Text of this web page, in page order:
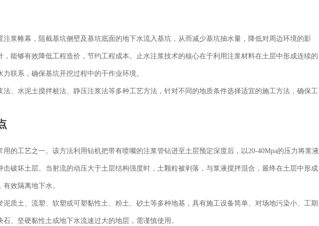
注浆帷幕，阻截基坑侧壁及基坑底面的地下水流入基坑，从而减少基坑抽水量，降低对周边环境的影
能够有效降低工程造价，节约工程成本。止水注浆技术的核心在于利用注浆材料在土层中形成连续的
联系，确保基坑开挖过程中的干作业环境。
法、水泥土搅拌桩法、静压注浆法等多种工艺方法，针对不同的地质条件选择适宜的施工方法，确保工
的工艺之一。该方法利用钻机把带有喷嘴的注浆管钻进至土层预定深度后，以20-40Mpa的压力将浆液
击破坏土层。当射流的动压大于土层结构强度时，土颗粒被剥落，与浆液搅拌混合，最终在土层中形成
效隔离地下水。
质土、流塑、软塑或可塑黏性土、粉土、砂土等多种地基，具有施工设备简单、对场地污染小、工期
、坚硬黏性土或地下水流速过大的地层，需谨慎使用。